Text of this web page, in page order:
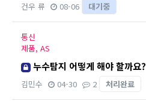
건우 류 08-06 대기중
통신
제품, AS
누수탐지 어떻게 해야 할까요?
김민수 04-30 2 처리완료